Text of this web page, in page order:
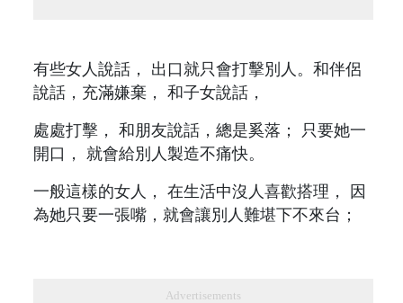
有些女人說話， 出口就只會打擊別人。和伴侶
說話，充滿嫌棄， 和子女說話，
處處打擊， 和朋友說話，總是奚落； 只要她一
開口， 就會給別人製造不痛快。
一般這樣的女人， 在生活中沒人喜歡搭理， 因
為她只要一張嘴，就會讓別人難堪下不來台；
Advertisements